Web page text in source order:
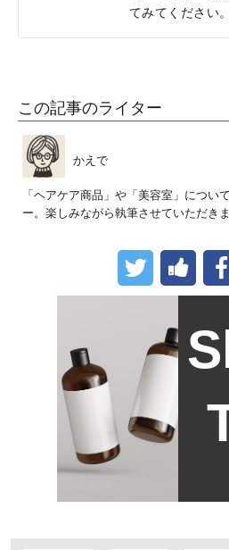
てみてください。
この記事のライター
かえで
「ヘアケア商品」や「美容室」につい
ー。楽しみながら執筆させていただき